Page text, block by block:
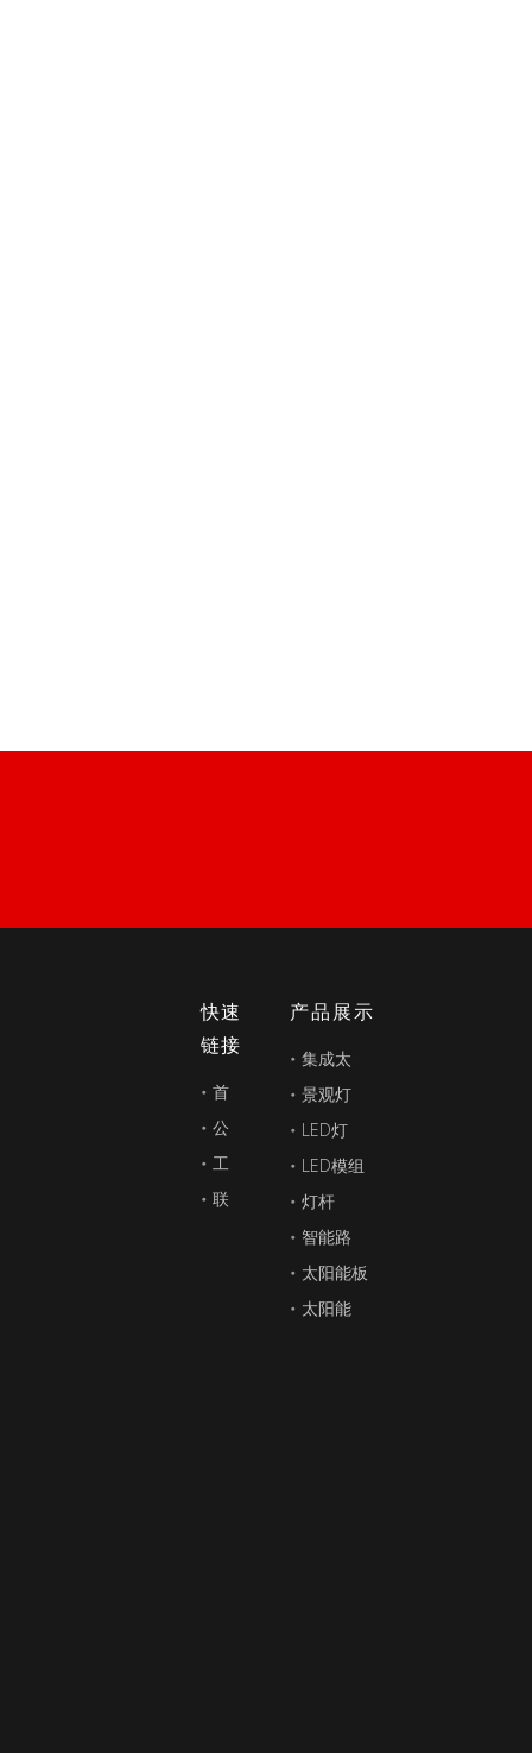
快速
链接
产品展示
景观灯
LED灯
LED模组
灯杆
太阳能板
太阳能路灯（太阳能风和太阳能混合路灯）